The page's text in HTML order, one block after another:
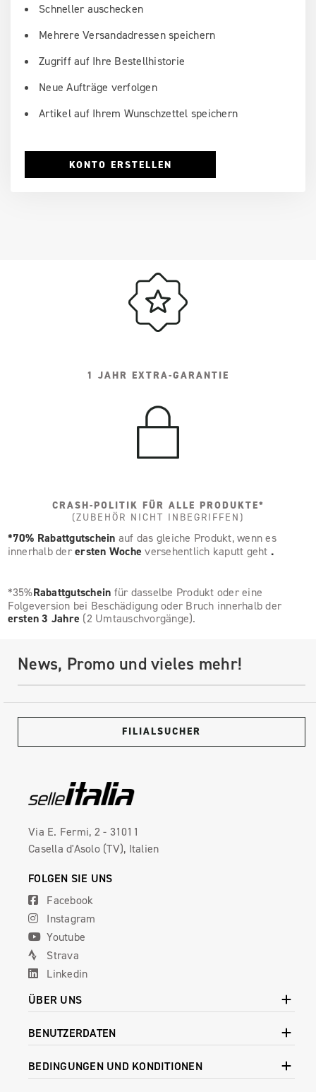
Schneller auschecken
Mehrere Versandadressen speichern
Zugriff auf Ihre Bestellhistorie
Neue Aufträge verfolgen
Artikel auf Ihrem Wunschzettel speichern
KONTO ERSTELLEN
1 JAHR EXTRA-GARANTIE
CRASH-POLITIK FÜR ALLE PRODUKTE*
(ZUBEHÖR NICHT INBEGRIFFEN)
*70% Rabattgutschein auf das gleiche Produkt, wenn es
innerhalb der ersten Woche versehentlich kaputt geht .
*35%Rabattgutschein für dasselbe Produkt oder eine
Folgeversion bei Beschädigung oder Bruch innerhalb der
ersten 3 Jahre (2 Umtauschvorgänge).
News, Promo und vieles mehr!
FILIALSUCHER
Via E. Fermi, 2 - 31011
Casella d'Asolo (TV), Italien
FOLGEN SIE UNS
Facebook
Instagram
Youtube
Strava
Linkedin
ÜBER UNS
BENUTZERDATEN
BEDINGUNGEN UND KONDITIONEN